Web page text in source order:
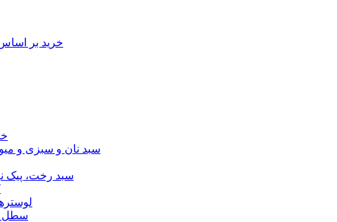
خرید بر
سبد نان و سبزی و
سبد رخت، پیک
سطل